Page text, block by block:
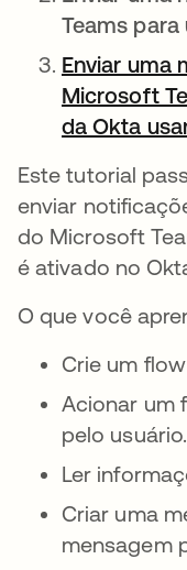
Teams
Enviar uma
Microsoft
da Okta
Este tutorial
enviar
do Microsoft
é ativado no
O que você
Crie um
Acionar um
pelo usuário.
Ler
Criar uma
mensagem